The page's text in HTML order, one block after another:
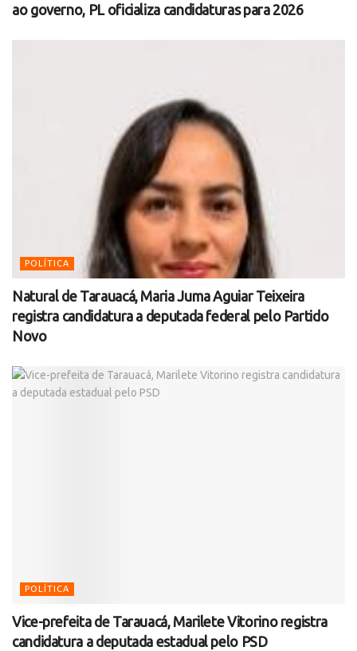
ao governo, PL oficializa candidaturas para 2026
POLÍTICA
Natural de Tarauacá, Maria Juma Aguiar Teixeira
registra candidatura a deputada federal pelo Partido
Novo
POLÍTICA
Vice-prefeita de Tarauacá, Marilete Vitorino registra
candidatura a deputada estadual pelo PSD